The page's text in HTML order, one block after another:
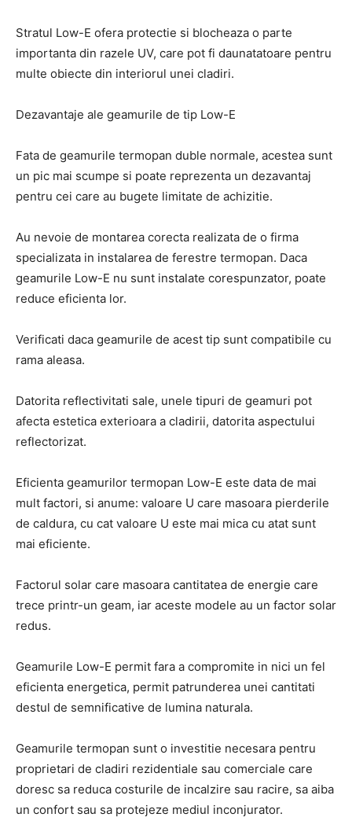
Stratul Low-E ofera protectie si blocheaza o parte
importanta din razele UV, care pot fi daunatatoare pentru
multe obiecte din interiorul unei cladiri.
Dezavantaje ale geamurile de tip Low-E
Fata de geamurile termopan duble normale, acestea sunt
un pic mai scumpe si poate reprezenta un dezavantaj
pentru cei care au bugete limitate de achizitie.
Au nevoie de montarea corecta realizata de o firma
specializata in instalarea de ferestre termopan. Daca
geamurile Low-E nu sunt instalate corespunzator, poate
reduce eficienta lor.
Verificati daca geamurile de acest tip sunt compatibile cu
rama aleasa.
Datorita reflectivitati sale, unele tipuri de geamuri pot
afecta estetica exterioara a cladirii, datorita aspectului
reflectorizat.
Eficienta geamurilor termopan Low-E este data de mai
mult factori, si anume: valoare U care masoara pierderile
de caldura, cu cat valoare U este mai mica cu atat sunt
mai eficiente.
Factorul solar care masoara cantitatea de energie care
trece printr-un geam, iar aceste modele au un factor solar
redus.
Geamurile Low-E permit fara a compromite in nici un fel
eficienta energetica, permit patrunderea unei cantitati
destul de semnificative de lumina naturala.
Geamurile termopan sunt o investitie necesara pentru
proprietari de cladiri rezidentiale sau comerciale care
doresc sa reduca costurile de incalzire sau racire, sa aiba
un confort sau sa protejeze mediul inconjurator.